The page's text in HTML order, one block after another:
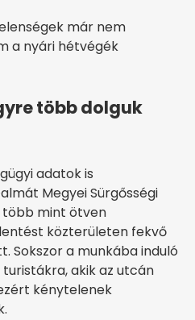
már nem
a nyári hétvégék
több dolguk
adatok is
Megyei Sürgősségi
több mint ötven
közterületen fekvő
Sokszor a munkába induló
akik az utcán
kénytelenek